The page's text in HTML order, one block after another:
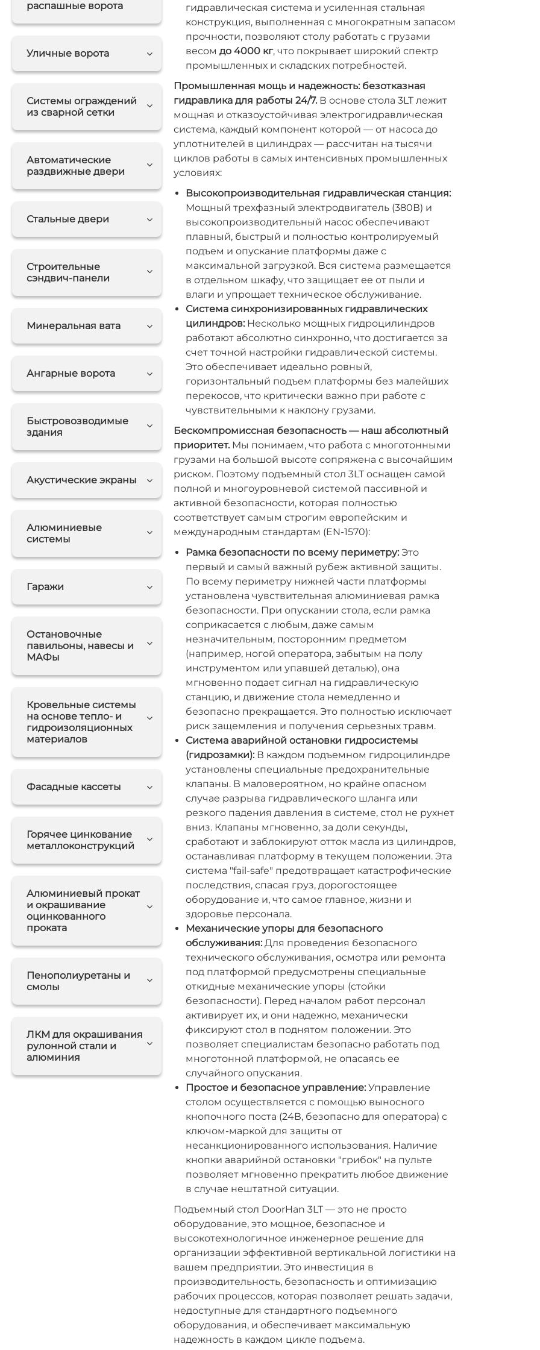
распашные ворота
Уличные ворота
Системы ограждений
из сварной сетки
Автоматические
раздвижные двери
Стальные двери
Строительные
сэндвич-панели
Минеральная вата
Ангарные ворота
Быстровозводимые
здания
Акустические экраны
Алюминиевые
системы
Гаражи
Остановочные
павильоны, навесы и
МАФы
Кровельные системы
на основе тепло- и
гидроизоляционных
материалов
Фасадные кассеты
Горячее цинкование
металлоконструкций
Алюминиевый прокат
и окрашивание
оцинкованного
проката
Пенополиуретаны и
смолы
ЛКМ для окрашивания
рулонной стали и
алюминия
гидравлическая система и усиленная стальная
конструкция, выполненная с многократным запасом
прочности, позволяют столу работать с грузами
весом до 4000 кг, что покрывает широкий спектр
промышленных и складских потребностей.
Промышленная мощь и надежность: безотказная
гидравлика для работы 24/7.В основе стола 3LT лежит
мощная и отказоустойчивая электрогидравлическая
система, каждый компонент которой — от насоса до
уплотнителей в цилиндрах — рассчитан на тысячи
циклов работы в самых интенсивных промышленных
условиях:
Высокопроизводительная гидравлическая станция:
Мощный трехфазный электродвигатель (380В) и
высокопроизводительный насос обеспечивают
плавный, быстрый и полностью контролируемый
подъем и опускание платформы даже с
максимальной загрузкой. Вся система размещается
в отдельном шкафу, что защищает ее от пыли и
влаги и упрощает техническое обслуживание.
Система синхронизированных гидравлических
цилиндров:Несколько мощных гидроцилиндров
работают абсолютно синхронно, что достигается за
счет точной настройки гидравлической системы.
Это обеспечивает идеально ровный,
горизонтальный подъем платформы без малейших
перекосов, что критически важно при работе с
чувствительными к наклону грузами.
Бескомпромиссная безопасность — наш абсолютный
приоритет.Мы понимаем, что работа с многотонными
грузами на большой высоте сопряжена с высочайшим
риском. Поэтому подъемный стол 3LT оснащен самой
полной и многоуровневой системой пассивной и
активной безопасности, которая полностью
соответствует самым строгим европейским и
международным стандартам (EN-1570):
Рамка безопасности по всему периметру:Это
первый и самый важный рубеж активной защиты.
По всему периметру нижней части платформы
установлена чувствительная алюминиевая рамка
безопасности. При опускании стола, если рамка
соприкасается с любым, даже самым
незначительным, посторонним предметом
(например, ногой оператора, забытым на полу
инструментом или упавшей деталью), она
мгновенно подает сигнал на гидравлическую
станцию, и движение стола немедленно и
безопасно прекращается. Это полностью исключает
риск защемления и получения серьезных травм.
Система аварийной остановки гидросистемы
(гидрозамки):В каждом подъемном гидроцилиндре
установлены специальные предохранительные
клапаны. В маловероятном, но крайне опасном
случае разрыва гидравлического шланга или
резкого падения давления в системе, стол не рухнет
вниз. Клапаны мгновенно, за доли секунды,
сработают и заблокируют отток масла из цилиндров,
останавливая платформу в текущем положении. Эта
система "fail-safe" предотвращает катастрофические
последствия, спасая груз, дорогостоящее
оборудование и, что самое главное, жизни и
здоровье персонала.
Механические упоры для безопасного
обслуживания:Для проведения безопасного
технического обслуживания, осмотра или ремонта
под платформой предусмотрены специальные
откидные механические упоры (стойки
безопасности). Перед началом работ персонал
активирует их, и они надежно, механически
фиксируют стол в поднятом положении. Это
позволяет специалистам безопасно работать под
многотонной платформой, не опасаясь ее
случайного опускания.
Простое и безопасное управление:Управление
столом осуществляется с помощью выносного
кнопочного поста (24В, безопасно для оператора) с
ключом-маркой для защиты от
несанкционированного использования. Наличие
кнопки аварийной остановки "грибок" на пульте
позволяет мгновенно прекратить любое движение
в случае нештатной ситуации.
Подъемный стол DoorHan 3LT — это не просто
оборудование, это мощное, безопасное и
высокотехнологичное инженерное решение для
организации эффективной вертикальной логистики на
вашем предприятии. Это инвестиция в
производительность, безопасность и оптимизацию
рабочих процессов, которая позволяет решать задачи,
недоступные для стандартного подъемного
оборудования, и обеспечивает максимальную
надежность в каждом цикле подъема.